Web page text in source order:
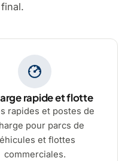
rapide et flotte
rapides et postes de
pour parcs de
et flottes
commerciales.